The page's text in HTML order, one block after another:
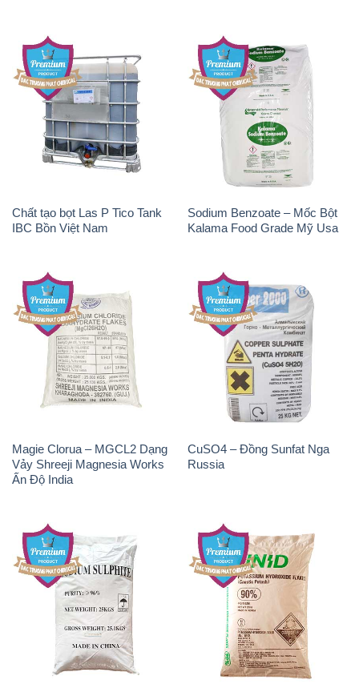
Chất tạo bọt Las P Tico Tank
IBC Bồn Việt Nam
Sodium Benzoate – Mốc Bột
Kalama Food Grade Mỹ Usa
Magie Clorua – MGCL2 Dạng
Vảy Shreeji Magnesia Works
Ấn Độ India
CuSO4 – Đồng Sunfat Nga
Russia